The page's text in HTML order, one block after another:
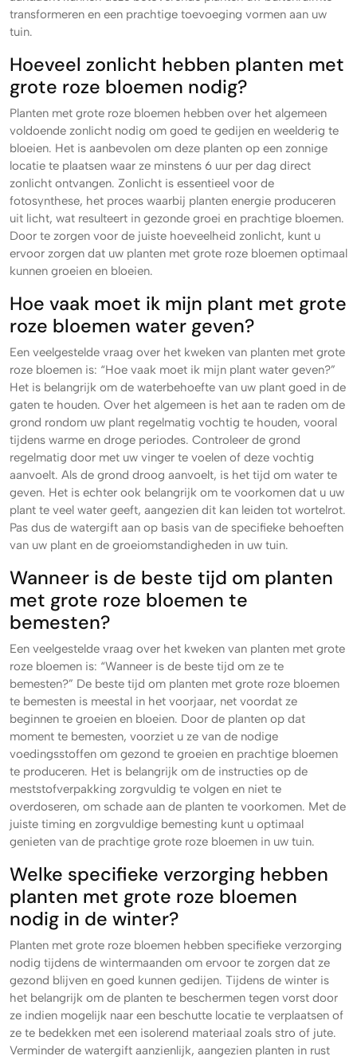
transformeren en een prachtige toevoeging vormen aan uw
tuin.
Hoeveel zonlicht hebben planten met
grote roze bloemen nodig?
Planten met grote roze bloemen hebben over het algemeen
voldoende zonlicht nodig om goed te gedijen en weelderig te
bloeien. Het is aanbevolen om deze planten op een zonnige
locatie te plaatsen waar ze minstens 6 uur per dag direct
zonlicht ontvangen. Zonlicht is essentieel voor de
fotosynthese, het proces waarbij planten energie produceren
uit licht, wat resulteert in gezonde groei en prachtige bloemen.
Door te zorgen voor de juiste hoeveelheid zonlicht, kunt u
ervoor zorgen dat uw planten met grote roze bloemen optimaal
kunnen groeien en bloeien.
Hoe vaak moet ik mijn plant met grote
roze bloemen water geven?
Een veelgestelde vraag over het kweken van planten met grote
roze bloemen is: “Hoe vaak moet ik mijn plant water geven?”
Het is belangrijk om de waterbehoefte van uw plant goed in de
gaten te houden. Over het algemeen is het aan te raden om de
grond rondom uw plant regelmatig vochtig te houden, vooral
tijdens warme en droge periodes. Controleer de grond
regelmatig door met uw vinger te voelen of deze vochtig
aanvoelt. Als de grond droog aanvoelt, is het tijd om water te
geven. Het is echter ook belangrijk om te voorkomen dat u uw
plant te veel water geeft, aangezien dit kan leiden tot wortelrot.
Pas dus de watergift aan op basis van de specifieke behoeften
van uw plant en de groeiomstandigheden in uw tuin.
Wanneer is de beste tijd om planten
met grote roze bloemen te
bemesten?
Een veelgestelde vraag over het kweken van planten met grote
roze bloemen is: “Wanneer is de beste tijd om ze te
bemesten?” De beste tijd om planten met grote roze bloemen
te bemesten is meestal in het voorjaar, net voordat ze
beginnen te groeien en bloeien. Door de planten op dat
moment te bemesten, voorziet u ze van de nodige
voedingsstoffen om gezond te groeien en prachtige bloemen
te produceren. Het is belangrijk om de instructies op de
meststofverpakking zorgvuldig te volgen en niet te
overdoseren, om schade aan de planten te voorkomen. Met de
juiste timing en zorgvuldige bemesting kunt u optimaal
genieten van de prachtige grote roze bloemen in uw tuin.
Welke specifieke verzorging hebben
planten met grote roze bloemen
nodig in de winter?
Planten met grote roze bloemen hebben specifieke verzorging
nodig tijdens de wintermaanden om ervoor te zorgen dat ze
gezond blijven en goed kunnen gedijen. Tijdens de winter is
het belangrijk om de planten te beschermen tegen vorst door
ze indien mogelijk naar een beschutte locatie te verplaatsen of
ze te bedekken met een isolerend materiaal zoals stro of jute.
Verminder de watergift aanzienlijk, aangezien planten in rust